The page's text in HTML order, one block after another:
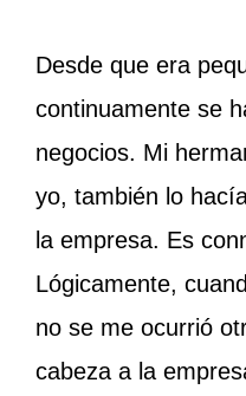
Desde que era
continuamente se
negocios. Mi
yo, también lo
la empresa. Es
Lógicamente,
no se me ocurrió
cabeza a la